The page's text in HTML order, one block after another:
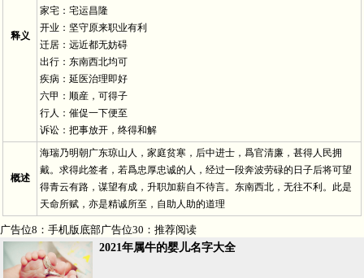
释义
家宅：宅运昌隆
开业：坚守原来职业有利
迁居：远近都无妨碍
出行：东南西北均可
疾病：延医治理即好
六甲：顺産，可得子
行人：催促一下便至
诉讼：把事放开，终得和解
概述
海瑞乃明朝广东琼山人，家庭贫寒，后中进士，爲官清廉，甚得人民拥
戴。求得此签者，若爲忠厚忠诚的人，经过一段奔波劳碌的日子后将可望
得青云有路，谋望有成，升职加薪自不待言。东南西北，无往不利。此是
天命所赋，亦是精诚所至，自助人助的道理
广告位8：手机版底部广告位30：推荐阅读
2021年属牛的婴儿名字大全